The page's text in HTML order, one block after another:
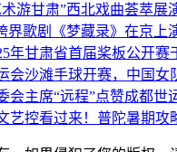
游甘肃”西北戏曲荟萃展
界歌剧《梦藏录》在京上
年甘肃省首届桨板公开赛
会沙滩手球开赛，中国女
会主席“远程”点赞成都世
艺控看过来！普陀暑期攻